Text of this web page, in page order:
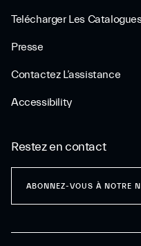
Telécharger Les
Presse
Contactez L’assistance
Accessibility
Restez en contact
ABONNEZ-VOUS À NOTRE